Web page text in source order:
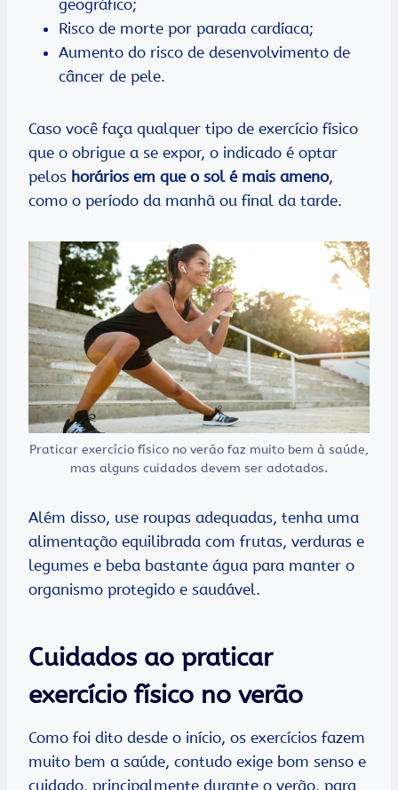
geográfico;
Risco de morte por parada cardíaca;
Aumento do risco de desenvolvimento de
câncer de pele.
Caso você faça qualquer tipo de exercício físico
que o obrigue a se expor, o indicado é optar
pelos horários em que o sol é mais ameno,
como o período da manhã ou final da tarde.
Praticar exercício físico no verão faz muito bem à saúde,
mas alguns cuidados devem ser adotados.
Além disso, use roupas adequadas, tenha uma
alimentação equilibrada com frutas, verduras e
legumes e beba bastante água para manter o
organismo protegido e saudável.
Cuidados ao praticar
exercício físico no verão
Como foi dito desde o início, os exercícios fazem
muito bem a saúde, contudo exige bom senso e
cuidado, principalmente durante o verão, para